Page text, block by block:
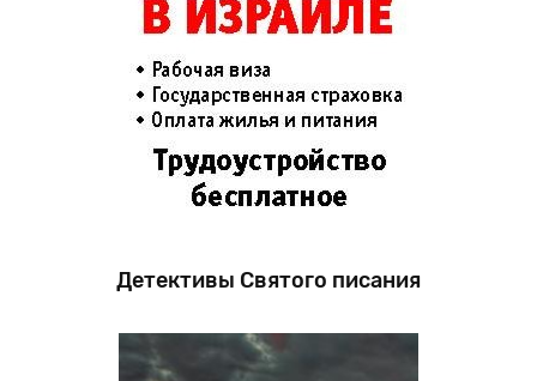
Детективы Святого писания